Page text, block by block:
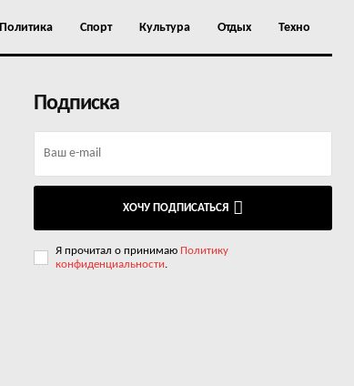
Политика Спорт Культура Отдых Техно
Подписка
ХОЧУ ПОДПИСАТЬСЯ
Я прочитал о принимаю Политику
конфиденциальности.